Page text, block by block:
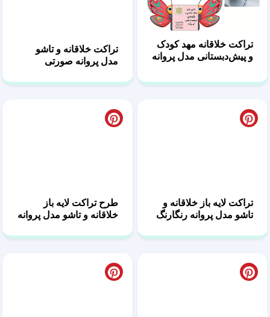
و پیش‌دبستانی مدل پروانه
کارتونی
مدل پروانه صورتی
پاستلی (فانتزی)
تاشو مدل پروانه رنگارنگ
(استوایی)
خلاقانه و تاشو مدل پروانه
طلایی